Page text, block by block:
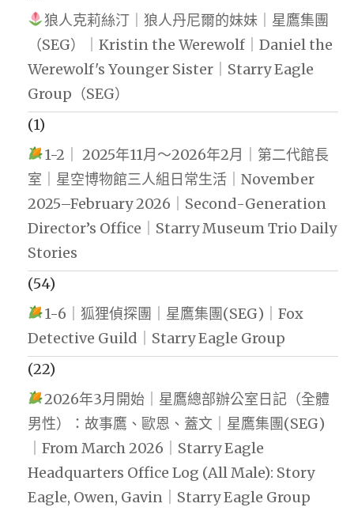
狼人克莉絲汀｜狼人丹尼爾的妹妹｜星鷹集團
（SEG）｜Kristin the Werewolf｜Daniel the
Werewolf's Younger Sister｜Starry Eagle
Group（SEG）
(1)
1-2｜ 2025年11月～2026年2月｜第二代館長
室｜星空博物館三人組日常生活｜November
2025–February 2026｜Second-Generation
Director’s Office｜Starry Museum Trio Daily
Stories
(54)
1-6｜狐狸偵探團｜星鷹集團(SEG)｜Fox
Detective Guild｜Starry Eagle Group
(22)
2026年3月開始｜星鷹總部辦公室日記（全體
男性）：故事鷹、歐恩、蓋文｜星鷹集團(SEG)
｜From March 2026｜Starry Eagle
Headquarters Office Log (All Male): Story
Eagle, Owen, Gavin｜Starry Eagle Group